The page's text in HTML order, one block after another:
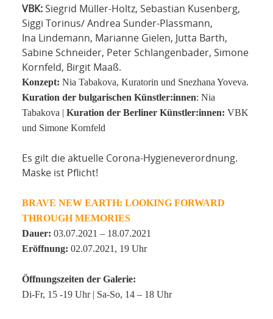
VBK:Siegrid Müller-Holtz, Sebastian Kusenberg,
Siggi Torinus/ Andrea Sunder-Plassmann,
Ina Lindemann, Marianne Gielen, Jutta Barth,
Sabine Schneider, Peter Schlangenbader, Simone
Kornfeld, Birgit Maaß.
Konzept: Nia Tabakova, Kuratorin und Snezhana Yoveva.
Kuration der bulgarischen Künstler:innen: Nia
Tabakova | Kuration der Berliner Künstler:innen: VBK
und Simone Kornfeld
Es gilt die aktuelle Corona-Hygieneverordnung.
Maske ist Pflicht!
BRAVE NEW EARTH: LOOKING FORWARD
THROUGH MEMORIES
Dauer: 03.07.2021 – 18.07.2021
Eröffnung: 02.07.2021, 19 Uhr
Öffnungszeiten der Galerie:
Di-Fr, 15 -19 Uhr | Sa-So, 14 – 18 Uhr